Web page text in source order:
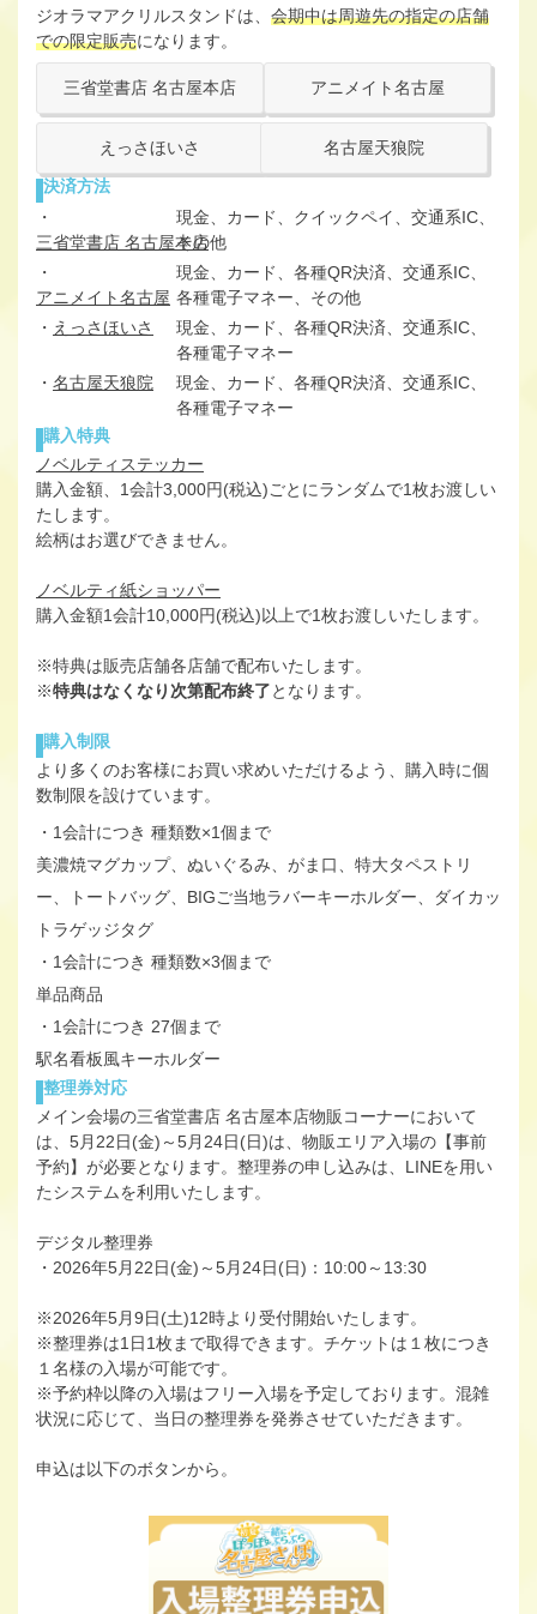
ジオラマアクリルスタンドは、 会期中は周遊先の指定の店舗
での限定販売になります。
三省堂書店 名古屋本店 アニメイト名古屋
えっさほいさ
名古屋天狼院
決済方法
・
三省堂書店 名古屋本店
現金、カード、クイックペイ、交通系IC、
その他
・
アニメイト名古屋
現金、カード、各種QR決済、交通系IC、
各種電子マネー、その他
・ えっさほいさ
現金、カード、各種QR決済、交通系IC、
各種電子マネー
・ 名古屋天狼院
現金、カード、各種QR決済、交通系IC、
各種電子マネー
購入特典
ノベルティステッカー
購入金額、1会計3,000円(税込)ごとにランダムで1枚お渡しい
たします。
絵柄はお選びできません。
ノベルティ紙ショッパー
購入金額1会計10,000円(税込)以上で1枚お渡しいたします。
※特典は販売店舗各店舗で配布いたします。
※特典はなくなり次第配布終了となります。
購入制限
より多くのお客様にお買い求めいただけるよう、購入時に個
数制限を設けています。
1会計につき 種類数×1個まで
美濃焼マグカップ、ぬいぐるみ、がま口、特大タペストリ
ー、トートバッグ、BIGご当地ラバーキーホルダー、ダイカッ
トラゲッジタグ
1会計につき 種類数×3個まで
単品商品
1会計につき 27個まで
駅名看板風キーホルダー
整理券対応
メイン会場の三省堂書店 名古屋本店物販コーナーにおいて
は、5月22日(金)～5月24日(日)は、物販エリア入場の【事前
予約】が必要となります。整理券の申し込みは、LINEを用い
たシステムを利用いたします。
デジタル整理券
・2026年5月22日(金)～5月24日(日)：10:00～13:30
※2026年5月9日(土)12時より受付開始いたします。
※整理券は1日1枚まで取得できます。チケットは１枚につき
１名様の入場が可能です。
※予約枠以降の入場はフリー入場を予定しております。混雑
状況に応じて、当日の整理券を発券させていただきます。
申込は以下のボタンから。